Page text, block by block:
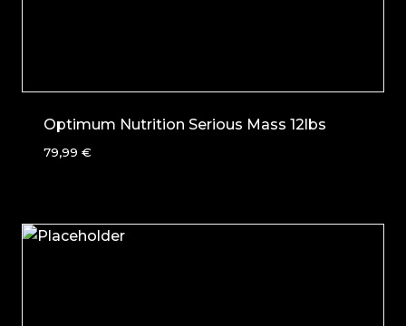
Optimum Nutrition Serious Mass 12lbs
79,99 €